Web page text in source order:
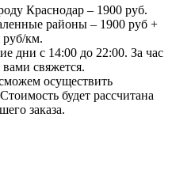
Краснодар – 1900 руб.
районы – 1900 руб +
руб/км.
дни с 14:00 до 22:00. За час
свяжется.
осуществить
будет рассчитана
заказа.